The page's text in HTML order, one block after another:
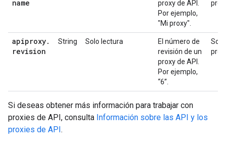
name
proxy de API.
Por ejemplo,
"Mi proxy".
apiproxy.
revision
String Solo lectura
El número de
revisión de un
proxy de API.
Por ejemplo,
“6”.
Si deseas obtener más información para trabajar con
proxies de API, consulta Información sobre las API y los
proxies de API.